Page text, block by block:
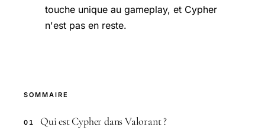
touche unique au gameplay, et Cypher
n'est pas en reste.
SOMMAIRE
01 Qui est Cypher dans Valorant ?